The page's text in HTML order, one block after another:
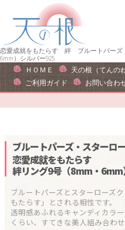
ー
シ
ン
へ
キ
ン
ツ
ス
キ
プ
恋愛成就をもたらす 絆 ブルートパーズ
6mm）シルバー925
ＨＯＭＥ 天の根（てんの
ご利用ガイド
お問い合わ
ピアス・イヤリング
リング
誕生石で選ぶ
干支石で選ぶ
石の名前で選ぶ
ブルートパーズ・スターロ
恋愛成就をもたらす
絆リング9号（8mm・
ブルートパーズとスターローズ
もたらす」とされる相性です。
透明感あふれるキャンディカラ
くらい、すてきな美人組み合わせ